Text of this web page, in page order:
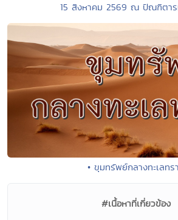
15 สิงหาคม 2569 ณ ปัณฑิตาร
• ขุมทรัพย์กลางทะเลทร
#เนื้อหาที่เกี่ยวข้อง